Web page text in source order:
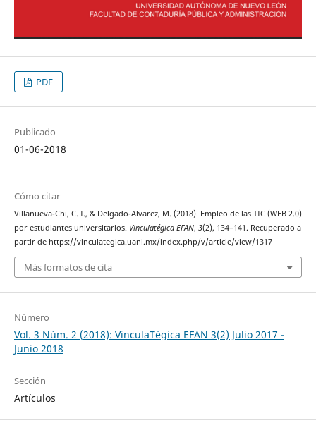
PDF
Publicado
01-06-2018
Cómo citar
Villanueva-Chi, C. I., & Delgado-Alvarez, M. (2018). Empleo de las TIC (WEB 2.0)
por estudiantes universitarios. Vinculatégica EFAN, 3(2), 134–141. Recuperado a
partir de https://vinculategica.uanl.mx/index.php/v/article/view/1317
Más formatos de cita
Número
Vol. 3 Núm. 2 (2018): VinculaTégica EFAN 3(2) Julio 2017 -
Junio 2018
Sección
Artículos